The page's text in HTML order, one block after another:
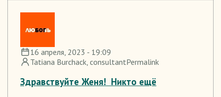
16 апреля, 2023 - 19:09
Tatiana Burchack , consultantPermalink
Здравствуйте Женя! Никто ещё